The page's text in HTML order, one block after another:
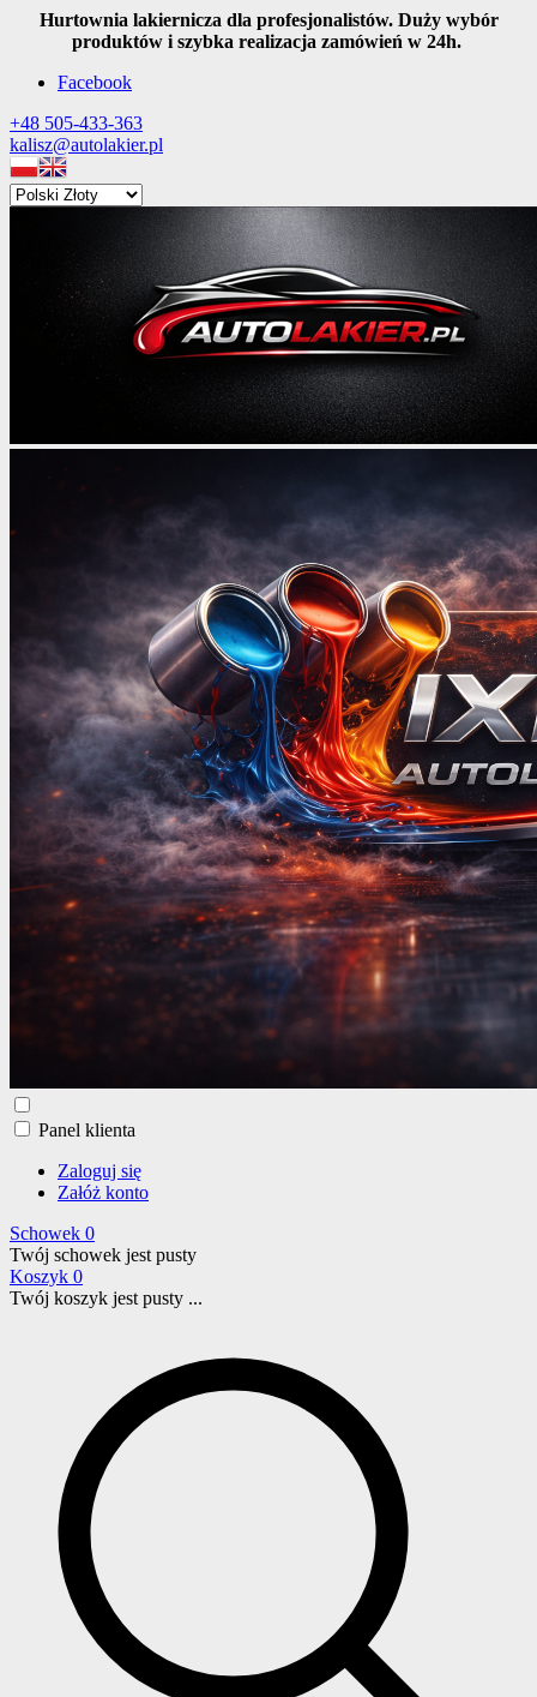
Hurtownia lakiernicza dla profesjonalistów. Duży wybór
produktów i szybka realizacja zamówień w 24h.
Facebook
+48 505-433-363
kalisz@autolakier.pl
Panel klienta
Zaloguj się
Załóż konto
Schowek 0
Twój schowek jest pusty
Koszyk 0
Twój koszyk jest pusty ...